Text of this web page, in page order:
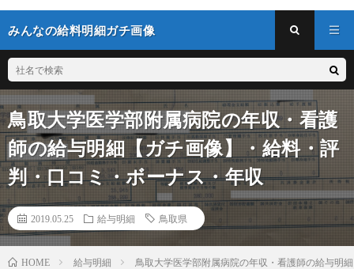
みんなの給料明細ガチ画像
鳥取大学医学部附属病院の年収・看護
師の給与明細【ガチ画像】・給料・評
判・口コミ・ボーナス・年収
2019.05.25 給与明細 鳥取県
HOME 給与明細 鳥取大学医学部附属病院の年収・看護師の給与明